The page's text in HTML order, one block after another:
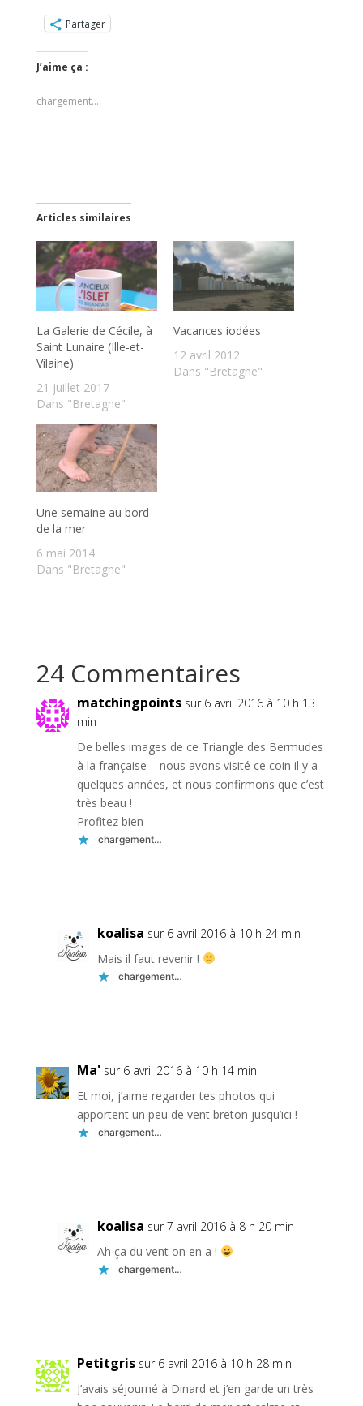
Partager
J’aime ça :
chargement…
Articles similaires
La Galerie de Cécile, à
Saint Lunaire (Ille-et-
Vilaine)
21 juillet 2017
Dans "Bretagne"
Vacances iodées
12 avril 2012
Dans "Bretagne"
Une semaine au bord
de la mer
6 mai 2014
Dans "Bretagne"
24 Commentaires
matchingpoints sur 6 avril 2016 à 10 h 13
min
De belles images de ce Triangle des Bermudes
à la française – nous avons visité ce coin il y a
quelques années, et nous confirmons que c’est
très beau !
Profitez bien
chargement…
koalisa sur 6 avril 2016 à 10 h 24 min
Mais il faut revenir !
chargement…
Ma' sur 6 avril 2016 à 10 h 14 min
Et moi, j’aime regarder tes photos qui
apportent un peu de vent breton jusqu’ici !
chargement…
koalisa sur 7 avril 2016 à 8 h 20 min
Ah ça du vent on en a !
chargement…
Petitgris sur 6 avril 2016 à 10 h 28 min
J’avais séjourné à Dinard et j’en garde un très